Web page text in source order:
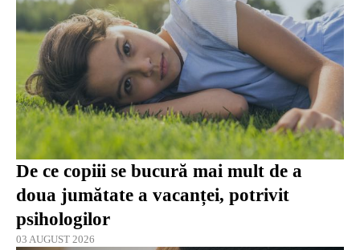
De ce copiii se bucură mai mult de a
doua jumătate a vacanței, potrivit
psihologilor
03 AUGUST 2026